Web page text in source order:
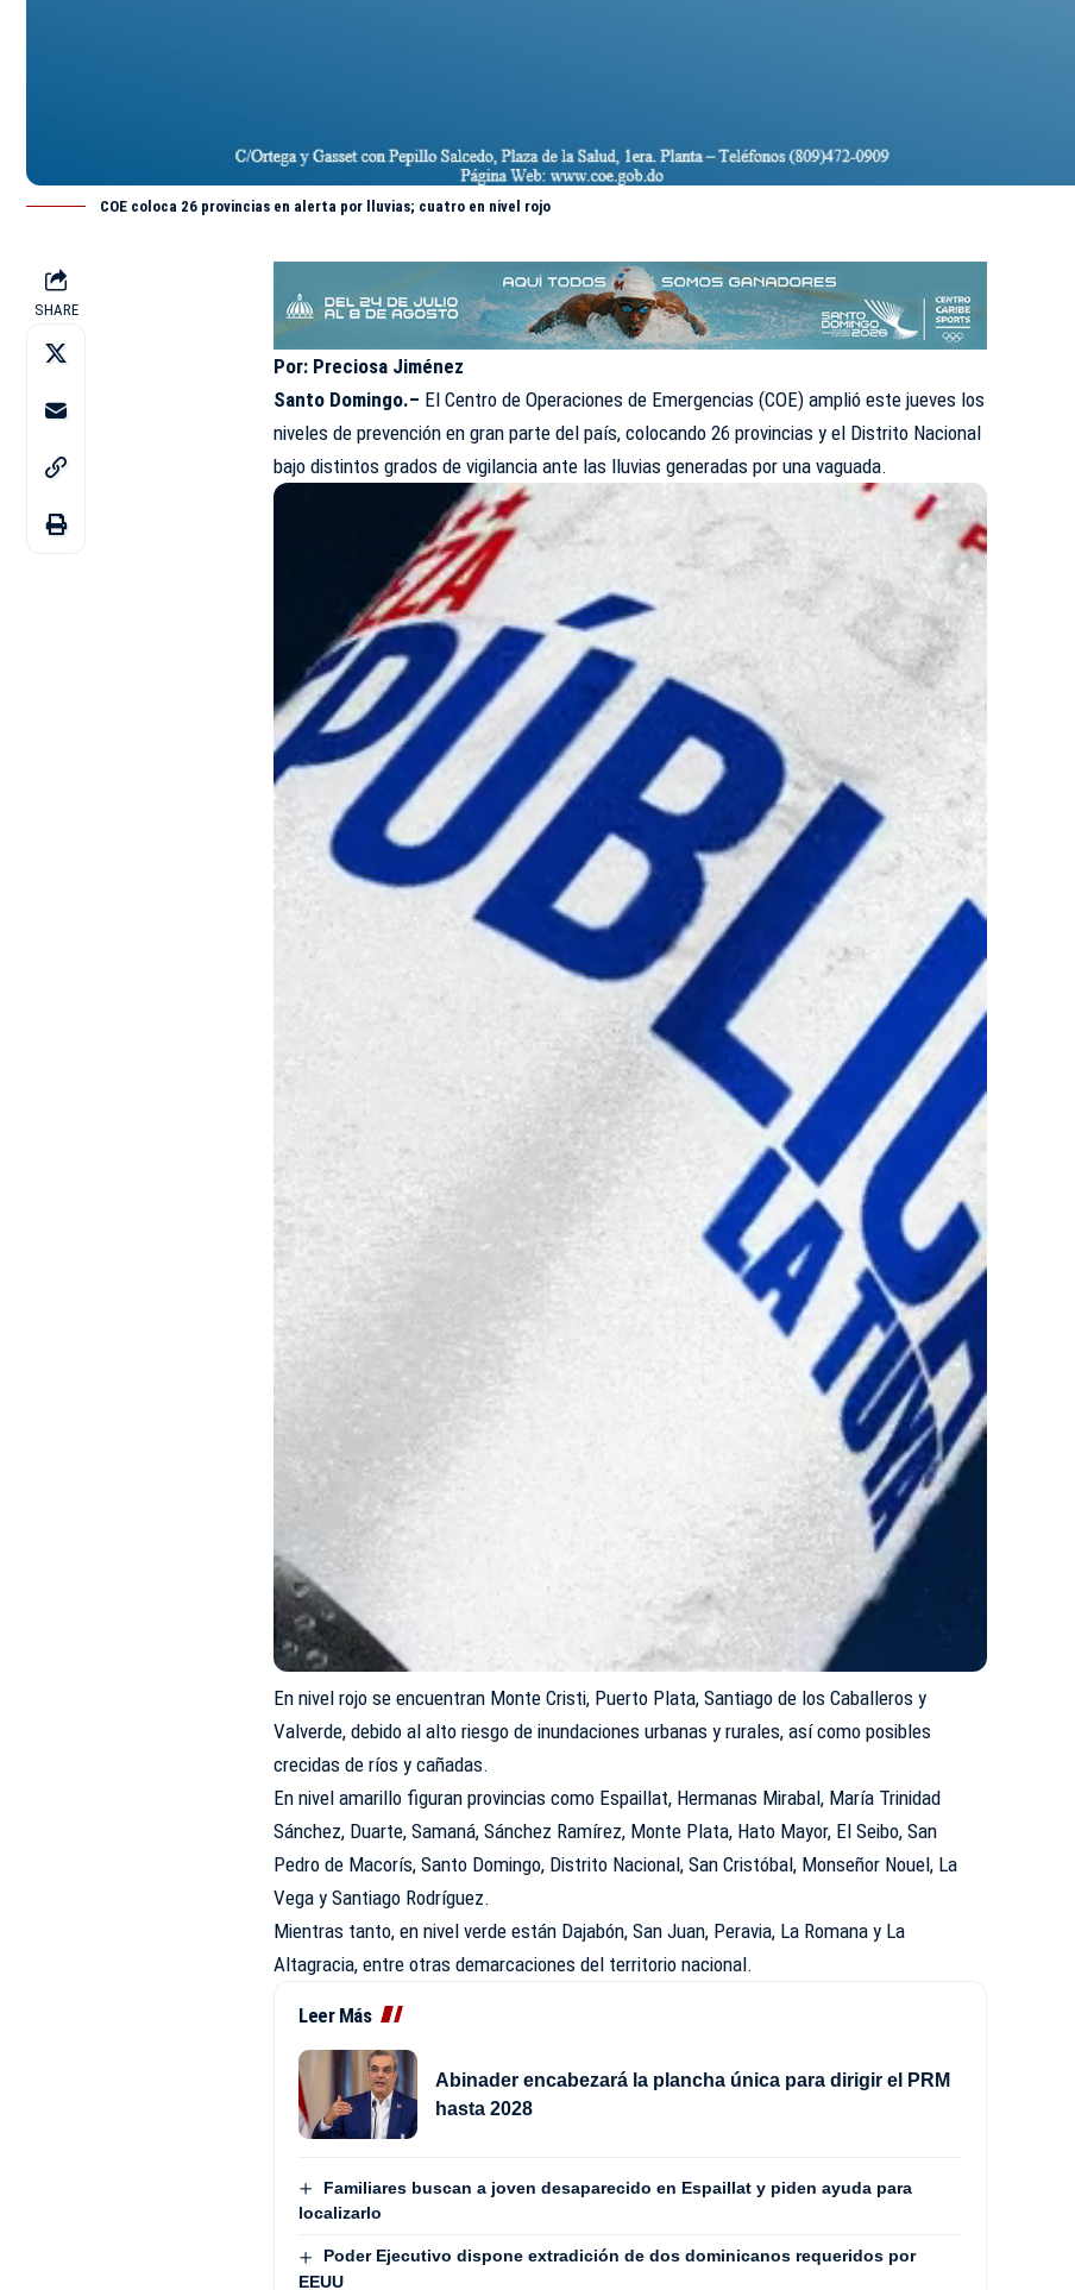
COE coloca 26 provincias en alerta por lluvias; cuatro en nivel rojo
SHARE
Por: Preciosa Jiménez
Santo Domingo.– El Centro de Operaciones de Emergencias (COE) amplió este jueves los
niveles de prevención en gran parte del país, colocando 26 provincias y el Distrito Nacional
bajo distintos grados de vigilancia ante las lluvias generadas por una vaguada.
En nivel rojo se encuentran Monte Cristi, Puerto Plata, Santiago de los Caballeros y
Valverde, debido al alto riesgo de inundaciones urbanas y rurales, así como posibles
crecidas de ríos y cañadas.
En nivel amarillo figuran provincias como Espaillat, Hermanas Mirabal, María Trinidad
Sánchez, Duarte, Samaná, Sánchez Ramírez, Monte Plata, Hato Mayor, El Seibo, San
Pedro de Macorís, Santo Domingo, Distrito Nacional, San Cristóbal, Monseñor Nouel, La
Vega y Santiago Rodríguez.
Mientras tanto, en nivel verde están Dajabón, San Juan, Peravia, La Romana y La
Altagracia, entre otras demarcaciones del territorio nacional.
Leer Más
Abinader encabezará la plancha única para dirigir el PRM
hasta 2028
Familiares buscan a joven desaparecido en Espaillat y piden ayuda para
localizarlo
Poder Ejecutivo dispone extradición de dos dominicanos requeridos por
EEUU